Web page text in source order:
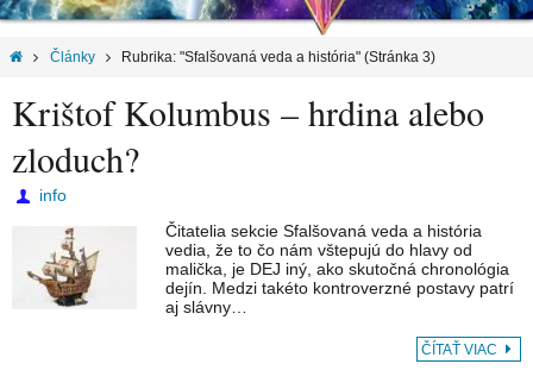
Články Rubrika: "Sfalšovaná veda a história" (Stránka 3)
Krištof Kolumbus – hrdina alebo
zloduch?
info
Čitatelia sekcie Sfalšovaná veda a história
vedia, že to čo nám vštepujú do hlavy od
malička, je DEJ iný, ako skutočná chronológia
dejín. Medzi takéto kontroverzné postavy patrí
aj slávny…
ČÍTAŤ VIAC